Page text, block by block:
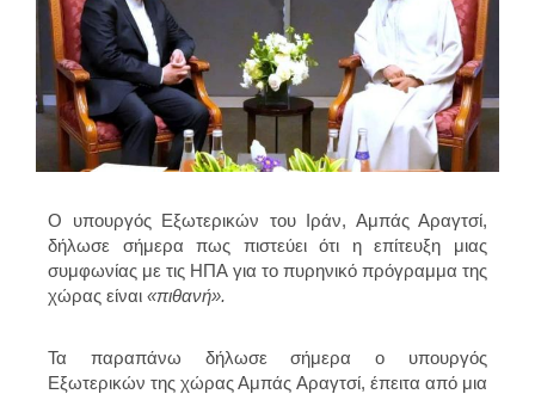
Ο υπουργός Εξωτερικών του Ιράν, Αμπάς Αραγτσί,
δήλωσε σήμερα πως πιστεύει ότι η επίτευξη μιας
συμφωνίας με τις ΗΠΑ για το πυρηνικό πρόγραμμα της
χώρας είναι «πιθανή».
Τα παραπάνω δήλωσε σήμερα ο υπουργός
Εξωτερικών της χώρας Αμπάς Αραγτσί, έπειτα από μια